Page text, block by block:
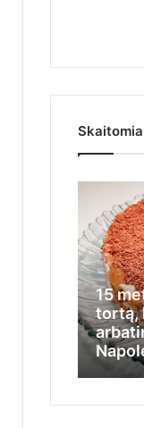
15
tortą,